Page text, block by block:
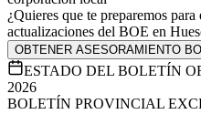
corporación local
¿Quieres que te preparemos para
actualizaciones del BOE en
OBTENER ASESORAMIENTO
ESTADO DEL BOLETÍN
2026